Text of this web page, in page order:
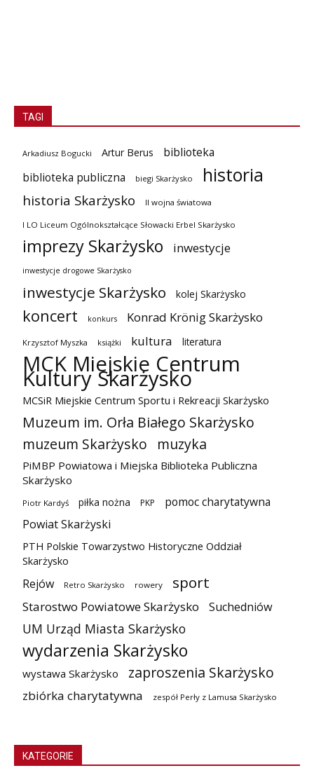
TAGI
Arkadiusz Bogucki Artur Berus
biblioteka
biblioteka publiczna
biegi Skarżysko historia
historia Skarżysko II wojna światowa
I LO Liceum Ogólnokształcące Słowacki Erbel Skarżysko
imprezy Skarżysko inwestycje
inwestycje drogowe Skarżysko
inwestycje Skarżysko kolej Skarżysko
koncert konkurs Konrad Krönig Skarżysko
Krzysztof Myszka książki kultura literatura
MCK Miejskie Centrum
Kultury Skarżysko
MCSiR Miejskie Centrum Sportu i Rekreacji Skarżysko
Muzeum im. Orła Białego Skarżysko
muzeum Skarżysko
muzyka
PiMBP Powiatowa i Miejska Biblioteka Publiczna
Skarżysko
Piotr Kardyś piłka nożna PKP
pomoc charytatywna
Powiat Skarżyski
PTH Polskie Towarzystwo Historyczne Oddział
Skarżysko
Rejów Retro Skarżysko rowery sport
Starostwo Powiatowe Skarżysko Suchedniów
UM Urząd Miasta Skarżysko
wydarzenia Skarżysko
wystawa Skarżysko zaproszenia Skarżysko
zbiórka charytatywna zespół Perły z Lamusa Skarżysko
KATEGORIE